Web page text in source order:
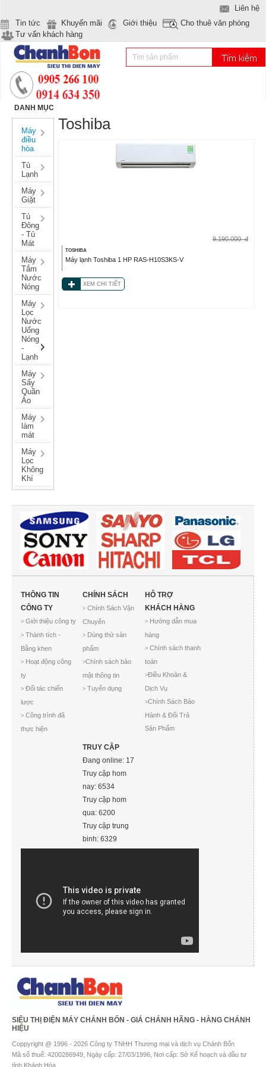
Liên hệ
Tin tức
Khuyến mãi Giới thiệu
Cho thuê văn phòng
Tư vấn khách hàng
DANH MỤC
Máy
điều
hòa
Tủ
Lạnh
Máy
Giặt
Tủ
Đông
- Tủ
Mát
Máy
Tắm
Nước
Nóng
Máy
Lọc
Nước
Uống
Nóng
-
Lạnh
Máy
Sấy
Quần
Áo
Máy
làm
mát
Máy
Lọc
Không
Khí
Toshiba
9.190.000 đ
TOSHIBA
Máy lạnh Toshiba 1 HP RAS-H10S3KS-V
XEM CHI TIẾT
THÔNG TIN
CÔNG TY
> Giới thiệu công ty
> Thành tích -
Bằng khen
> Hoạt động công
ty
> Đối tác chiến
lược
> Công trình đã
thực hiện
CHÍNH SÁCH
> Chính Sách Vận
Chuyển
> Dùng thử sản
phẩm
>Chính sách bảo
mật thông tin
> Tuyển dụng
HỖ TRỢ
KHÁCH HÀNG
>Hướng dẫn mua
hàng
>Chính sách thanh
toán
>Điều Khoản &
Dịch Vụ
>Chính Sách Bảo
Hành & Đổi Trả
Sản Phẩm
TRUY CẬP
Đang online: 17
Truy cập hom
nay: 6534
Truy cập hom
qua: 6200
Truy cập trung
binh: 6329
SIÊU THỊ ĐIỆN MÁY CHÁNH BỔN - GIÁ CHÁNH HÃNG - HÀNG CHÁNH
HIỆU
Coppyright @ 1996 - 2026 Công ty TNHH Thương mại và dịch vụ Chánh Bổn
Mã số thuế: 4200286949, Ngày cấp: 27/03/1996, Nơi cấp: Sở Kế hoạch và đầu tư
tỉnh Khánh Hòa